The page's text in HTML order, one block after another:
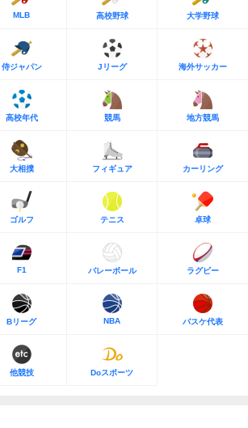
MLB 高校野球 大学野球
侍ジャパン Jリーグ 海外サッカー
高校年代 競馬 地方競馬
大相撲 フィギュア カーリング
ゴルフ テニス 卓球
F1 バレーボール ラグビー
Bリーグ NBA バスケ代表
他競技 Doスポーツ